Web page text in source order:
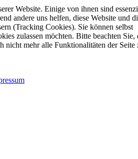
Website. Einige von ihnen sind
andere uns helfen, diese Website und
(Tracking Cookies). Sie können selbst
zulassen möchten. Bitte beachten Sie,
nicht mehr alle Funktionalitäten der Seite